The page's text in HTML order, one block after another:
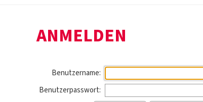
ANMELDEN
Benutzername:
Benutzerpasswort: